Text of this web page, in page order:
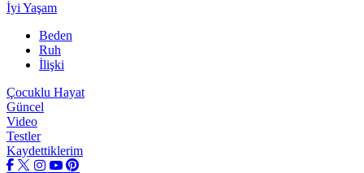
İyi Yaşam
Beden
Ruh
İlişki
Çocuklu Hayat
Güncel
Video
Testler
Kaydettiklerim